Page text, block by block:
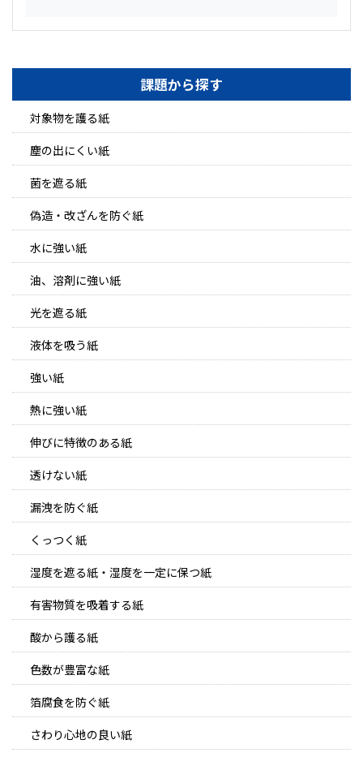
課題から探す
対象物を護る紙
塵の出にくい紙
菌を遮る紙
偽造・改ざんを防ぐ紙
水に強い紙
油、溶剤に強い紙
光を遮る紙
液体を吸う紙
強い紙
熱に強い紙
伸びに特徴のある紙
透けない紙
漏洩を防ぐ紙
くっつく紙
湿度を遮る紙・湿度を一定に保つ紙
有害物質を吸着する紙
酸から護る紙
色数が豊富な紙
箔腐食を防ぐ紙
さわり心地の良い紙